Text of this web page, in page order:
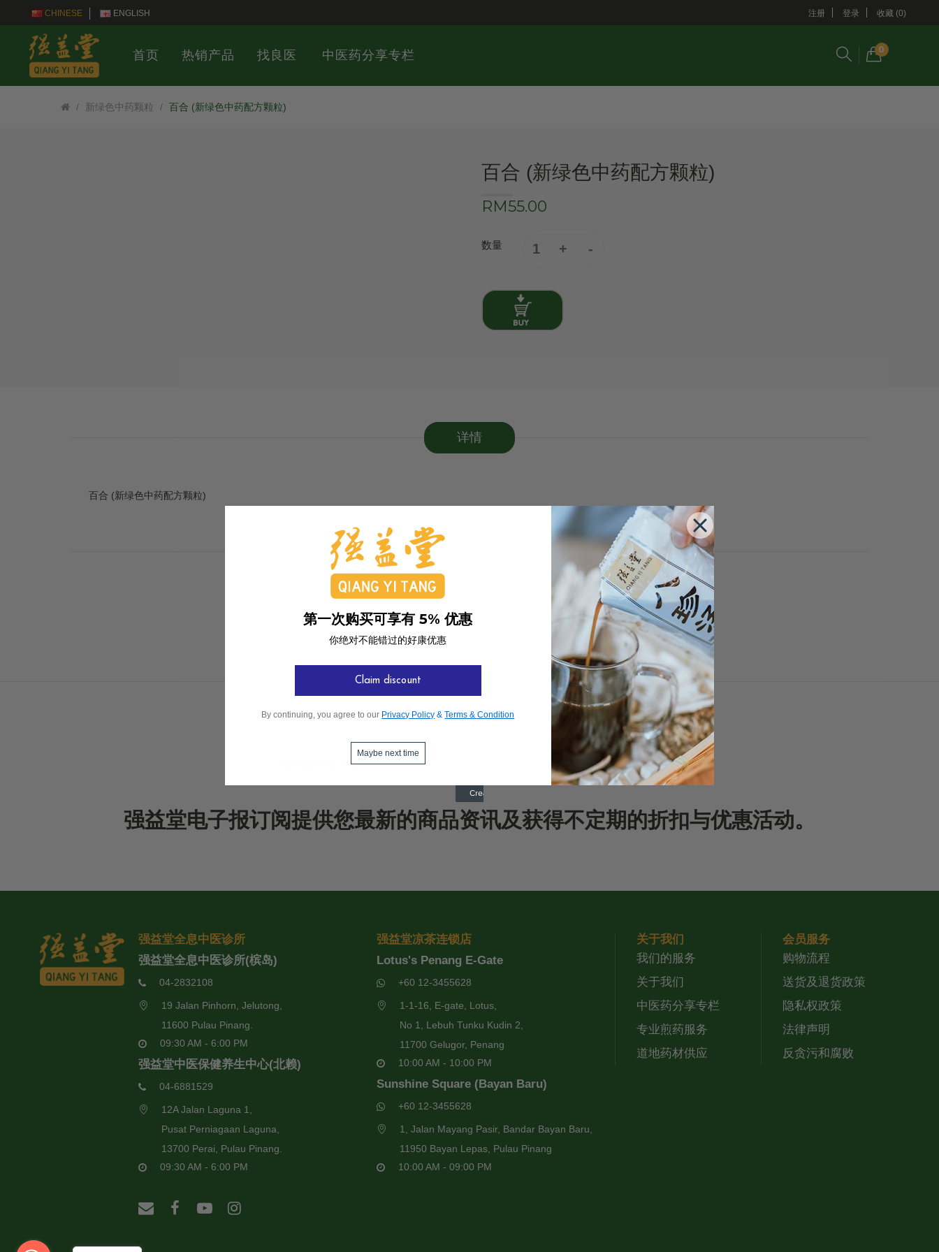
CHINESE ENGLISH 注册 登录 收藏 (0)
0
首页 热销产品 找良医 中医药分享专栏
新绿色中药颗粒 百合 (新绿色中药配方颗粒)
百合 (新绿色中药配方颗粒)
RM55.00
数量
详情
百合 (新绿色中药配方颗粒)
强益堂电子报订阅提供您最新的商品资讯及获得不定期的折扣与优惠活动。
强益堂全息中医诊所
强益堂全息中医诊所(槟岛)
04-2832108
19 Jalan Pinhorn, Jelutong,
11600 Pulau Pinang.
09:30 AM - 6:00 PM
强益堂中医保健养生中心(北赖)
04-6881529
12A Jalan Laguna 1,
Pusat Perniagaan Laguna,
13700 Perai, Pulau Pinang.
09:30 AM - 6:00 PM
强益堂凉茶连锁店
Lotus's Penang E-Gate
+60 12-3455628
1-1-16, E-gate, Lotus,
No 1, Lebuh Tunku Kudin 2,
11700 Gelugor, Penang
10:00 AM - 10:00 PM
Sunshine Square (Bayan Baru)
+60 12-3455628
1, Jalan Mayang Pasir, Bandar Bayan Baru,
11950 Bayan Lepas, Pulau Pinang
10:00 AM - 09:00 PM
关于我们
我们的服务
关于我们
中医药分享专栏
专业煎药服务
道地药材供应
会员服务
购物流程
送货及退货政策
隐私权政策
法律声明
反贪污和腐败
第一次购买可享有 5% 优惠
你绝对不能错过的好康优惠
Claim discount
By continuing, you agree to our Privacy Policy &Terms & Condition
Maybe next time